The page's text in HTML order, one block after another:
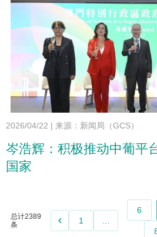
2026/04/22 | 来源：新闻局（GCS）
岑浩辉：积极推动中葡平
国家
总计2389
条
keyboard_arrow_left 1
6